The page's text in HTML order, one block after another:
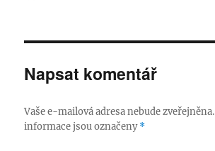
Napsat komentář
Vaše e-mailová adresa nebude zveřejněna.
informace jsou označeny*